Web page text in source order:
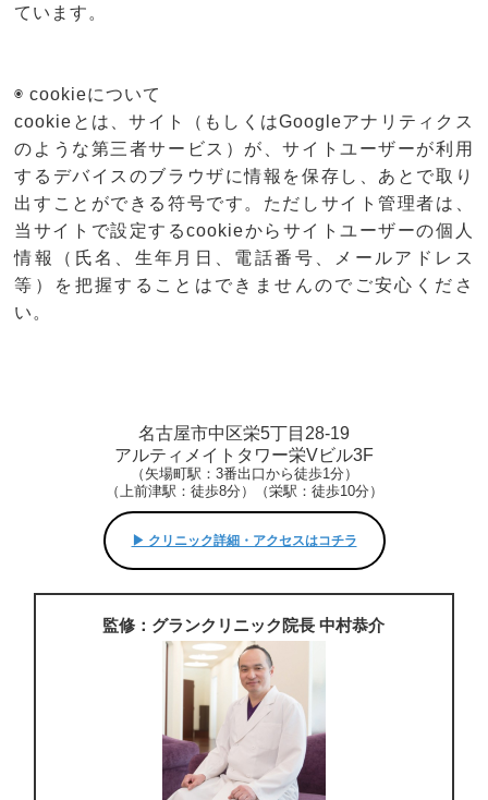
ています。
◉ cookieについて
cookieとは、サイト（もしくはGoogleアナリティクス
のような第三者サービス）が、サイトユーザーが利用
するデバイスのブラウザに情報を保存し、あとで取り
出すことができる符号です。ただしサイト管理者は、
当サイトで設定するcookieからサイトユーザーの個人
情報（氏名、生年月日、電話番号、メールアドレス
等）を把握することはできませんのでご安心くださ
い。
名古屋市中区栄5丁目28-19
アルティメイトタワー栄Vビル3F
（矢場町駅：3番出口から徒歩1分）
（上前津駅：徒歩8分）（栄駅：徒歩10分）
▶︎ クリニック詳細・アクセスはコチラ
監修：グランクリニック院長 中村恭介